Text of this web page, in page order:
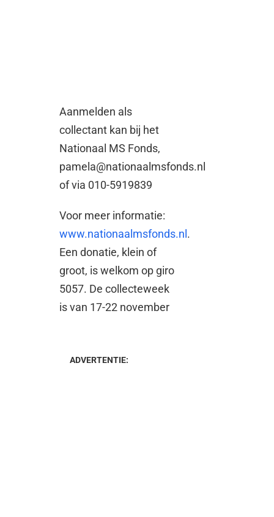
Aanmelden als
collectant kan bij het
Nationaal MS Fonds,
pamela@nationaalmsfonds.nl
of via 010-5919839
Voor meer informatie:
www.nationaalmsfonds.nl .
Een donatie, klein of
groot, is welkom op giro
5057. De collecteweek
is van 17-22 november
ADVERTENTIE: